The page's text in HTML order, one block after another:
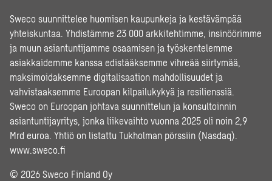
Sweco suunnittelee huomisen kaupunkeja ja kestävämpää
yhteiskuntaa. Yhdistämme 23 000 arkkitehtimme, insinöörimme
ja muun asiantuntijamme osaamisen ja työskentelemme
asiakkaidemme kanssa edistääksemme vihreää siirtymää,
maksimoidaksemme digitalisaation mahdollisuudet ja
vahvistaaksemme Euroopan kilpailukykyä ja resilienssiä.
Sweco on Euroopan johtava suunnittelun ja konsultoinnin
asiantuntijayritys, jonka liikevaihto vuonna 2025 oli noin 2,9
Mrd euroa. Yhtiö on listattu Tukholman pörssiin (Nasdaq).
www.sweco.fi
© 2026 Sweco Finland Oy